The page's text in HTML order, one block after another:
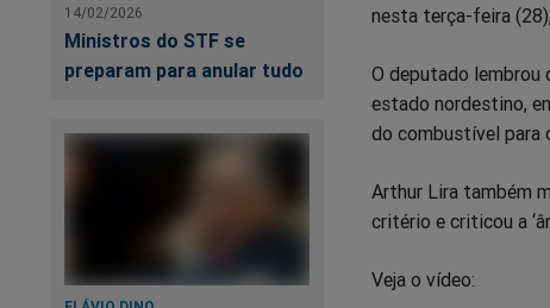
14/02/2026
Ministros do STF se
preparam para anular tudo
nesta terça-feira
O deputado lembrou
estado nordestino,
do combustível para
Arthur Lira também
critério e criticou a
Veja o vídeo: